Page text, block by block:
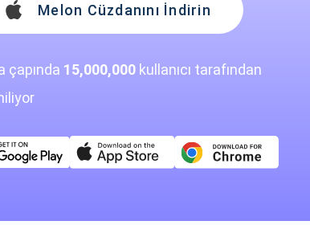
Melon Cüzdanını İndirin
çapında 15,000,000 kullanıcı tarafından